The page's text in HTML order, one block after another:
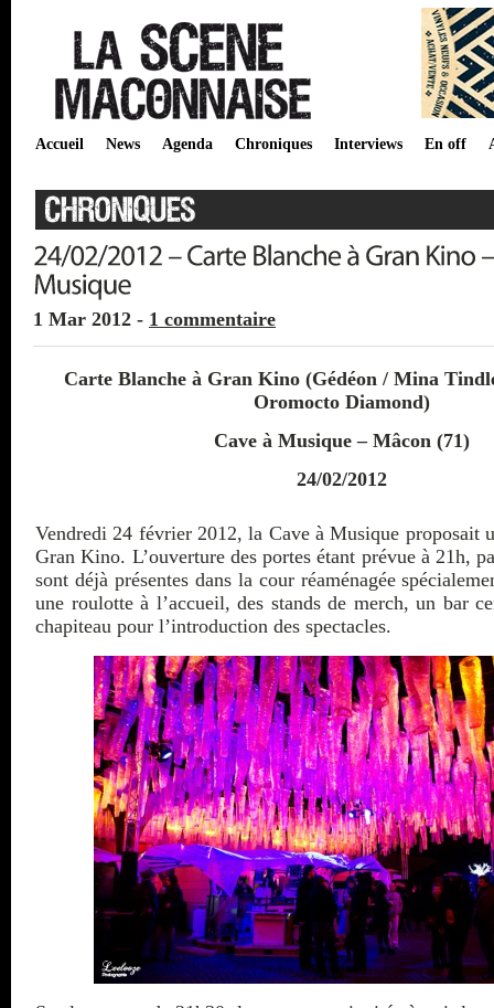
Accueil News Agenda Chroniques Interviews En off
1 Mar 2012 - 1 commentaire
Carte Blanche à Gran Kino (Gédéon / Mina
Oromocto Diamond)
Cave à Musique – Mâcon (71)
24/02/2012
Vendredi 24 février 2012, la Cave à Musique proposait
Gran Kino. L’ouverture des portes étant prévue à 21h,
sont déjà présentes dans la cour réaménagée
une roulotte à l’accueil, des stands de merch, un bar
chapiteau pour l’introduction des spectacles.